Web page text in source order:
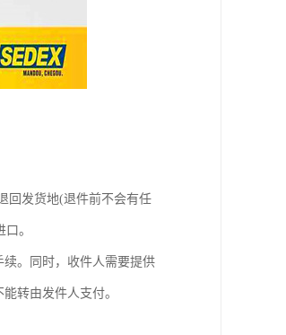
回发货地(退件前不会有任
。
。同时，收件人需要提供
转由发件人支付。